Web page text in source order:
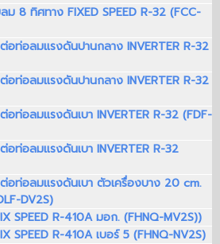
ลม 8 ทิศทาง FIXED SPEED R-32 (FCC-
อท่อลมแรงดันปานกลาง INVERTER R-32
อท่อลมแรงดันปานกลาง INVERTER R-32
อท่อลมแรงดันเบา INVERTER R-32 (FDF-
อท่อลมแรงดันเบา INVERTER R-32
อท่อลมแรงดันเบา ตัวเครื่องบาง 20 cm.
DV2S)
SPEED R-410A มอก. (FHNQ-MV2S))
SPEED R-410A เบอร์ 5 (FHNQ-NV2S)